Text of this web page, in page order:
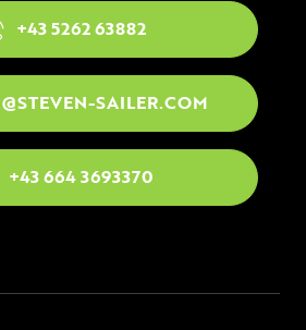
+43 5262 63882
SAILER.COM
+43 664 3693370